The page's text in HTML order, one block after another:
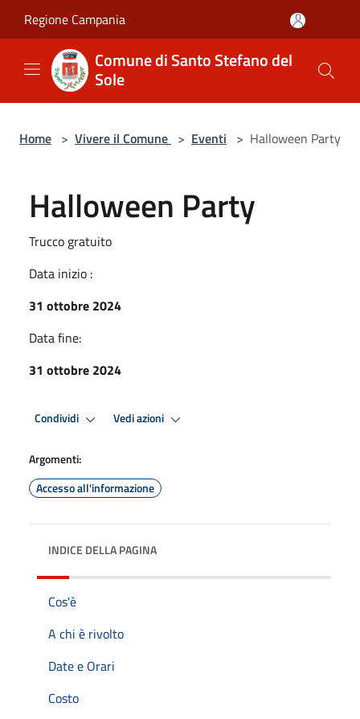
Regione Campania
Comune di Santo Stefano del
Sole
Home > Vivere il Comune > Eventi > Halloween Party
Halloween Party
Trucco gratuito
Data inizio :
31 ottobre 2024
Data fine:
31 ottobre 2024
Condividi Vedi azioni
Argomenti:
Accesso all'informazione
INDICE DELLA PAGINA
Cos'è
A chi è rivolto
Date e Orari
Costo